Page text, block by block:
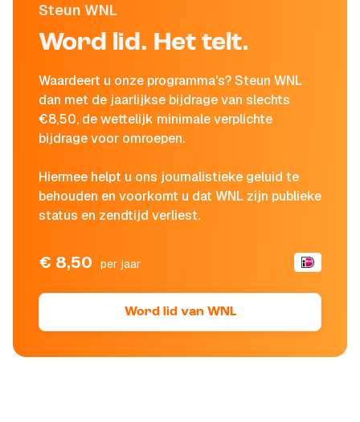
Steun WNL
Word lid. Het telt.
Waardeert u onze programma's? Steun WNL
dan met de jaarlijkse bijdrage van slechts
€8,50, de wettelijk minimale verplichte
bijdrage voor omroepen.
Hiermee helpt u ons journalistieke geluid te
behouden en voorkomt u dat WNL zijn publieke
status en zendtijd verliest.
€ 8,50 per jaar
Word lid van WNL